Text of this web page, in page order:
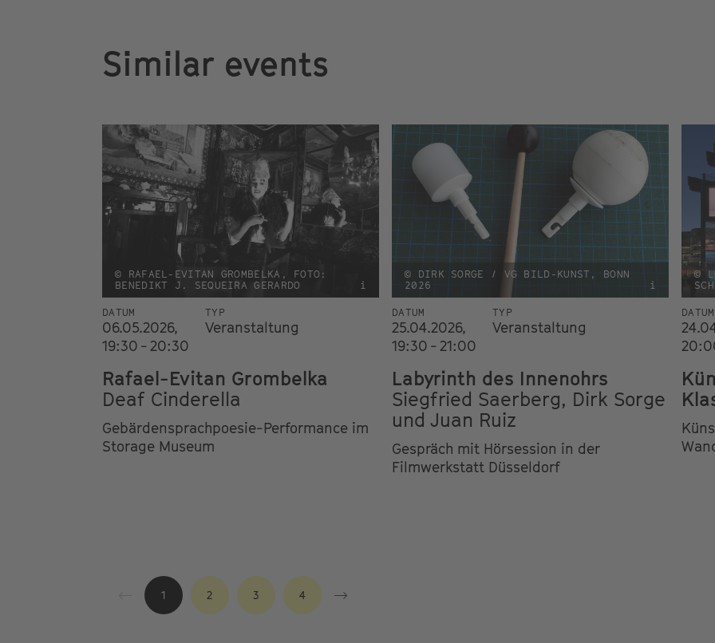
Similar events
© RAFAEL-EVITAN GROMBELKA, FOTO:
BENEDIKT J. SEQUEIRA GERARDO
i
DATUM
06.05.2026,
19:30 - 20:30
TYP
Veranstaltung
Rafael-Evitan Grombelka
Deaf Cinderella
Gebärdensprachpoesie-Performance im
Storage Museum
© DIRK SORGE / VG BILD-KUNST, BONN
2026
i
DATUM
25.04.2026,
19:30 - 21:00
TYP
Veranstaltung
Labyrinth des Innenohrs
Siegfried Saerberg, Dirk Sorge
und Juan Ruiz
Gespräch mit Hörsession in der
Filmwerkstatt Düsseldorf
©
DATUM
1 2 3 4